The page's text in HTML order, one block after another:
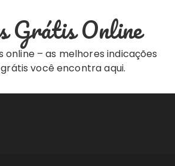
Grátis Online
online – as melhores indicações
você encontra aqui.